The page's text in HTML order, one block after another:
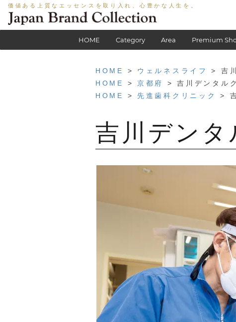
価値ある上質なエッセンスを取り入れ、心豊かな人生を。
HOME Category Area Premium
HOME > ウェルネスライフ
> 吉
HOME
> 京都府
> 吉川デンタル
HOME
> 先進歯科クリニック >
吉川デンタ